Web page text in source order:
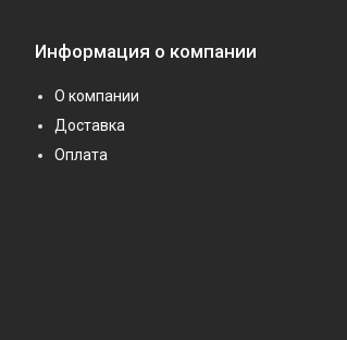
Информация о компании
О компании
Доставка
Оплата